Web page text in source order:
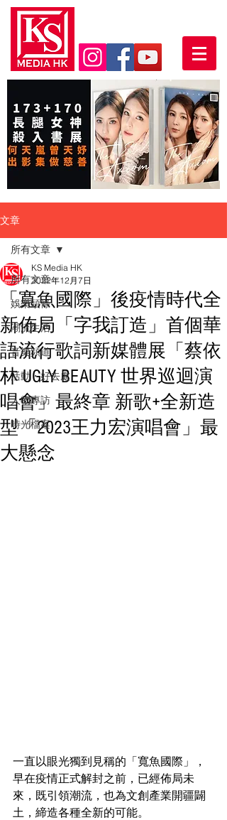
文章
所有文章
娛樂頭條
潮流生活
音樂頻道
活動・好去處
人物專訪
時光檔案
所有文章
「寬魚國際」後疫情時代全
新佈局「字我訂造」首個華
語流行歌詞新媒體展「蔡依
林 UGLY BEAUTY 世界巡迴演
唱會」最終章 新歌+全新造
型「2023王力宏演唱會」最
大懸念
KS Media HK
2022年12月7日
一直以眼光獨到見稱的「寬魚國際」，
早在疫情正式解封之前，已經佈局未
來，既引領潮流，也為文創產業開疆闢
土，締造各種全新的可能。